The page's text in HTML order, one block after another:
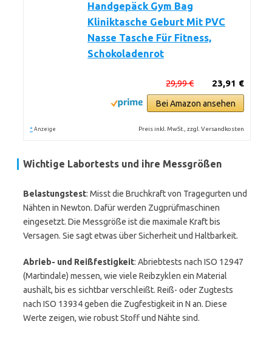
Handgepäck Gym Bag
Kliniktasche Geburt Mit PVC
Nasse Tasche Für Fitness,
Schokoladenrot
23,91 €
29,99 €
Bei Amazon ansehen
* Anzeige Preis inkl. MwSt., zzgl. Versandkosten
Wichtige Labortests und ihre Messgrößen
Belastungstest: Misst die Bruchkraft von Tragegurten und
Nähten in Newton. Dafür werden Zugprüfmaschinen
eingesetzt. Die Messgröße ist die maximale Kraft bis
Versagen. Sie sagt etwas über Sicherheit und Haltbarkeit.
Abrieb- und Reißfestigkeit: Abriebtests nach ISO 12947
(Martindale) messen, wie viele Reibzyklen ein Material
aushält, bis es sichtbar verschleißt. Reiß- oder Zugtests
nach ISO 13934 geben die Zugfestigkeit in N an. Diese
Werte zeigen, wie robust Stoff und Nähte sind.